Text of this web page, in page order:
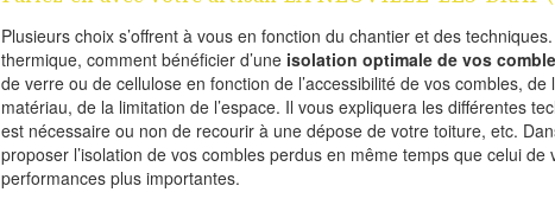
Plusieurs choix s’offrent à vous en fonction du chantier et des
thermique, comment bénéficier d’une isolation optimale de vos
de verre ou de cellulose en fonction de l’accessibilité de vos combles,
matériau, de la limitation de l’espace. Il vous expliquera les différentes
est nécessaire ou non de recourir à une dépose de votre toiture, etc.
proposer l’isolation de vos combles perdus en même temps que celui
performances plus importantes.